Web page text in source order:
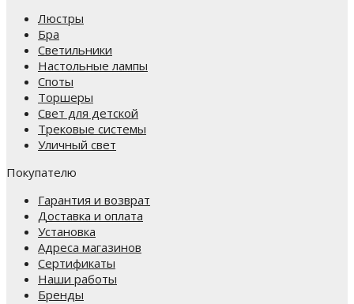
Люстры
Бра
Светильники
Настольные лампы
Споты
Торшеры
Свет для детской
Трековые системы
Уличный свет
Покупателю
Гарантия и возврат
Доставка и оплата
Установка
Адреса магазинов
Сертификаты
Наши работы
Бренды